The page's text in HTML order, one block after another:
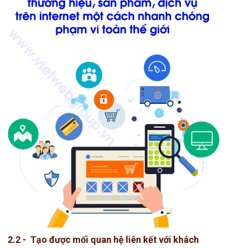
2.2 - Tạo được mối quan hệ liên kết với khách